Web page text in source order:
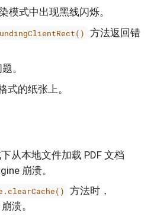
模式中出现黑线闪烁。
方法返回错
。
式的纸张上。
从本地文件加载 PDF 文档
崩溃。
方法时，
溃。